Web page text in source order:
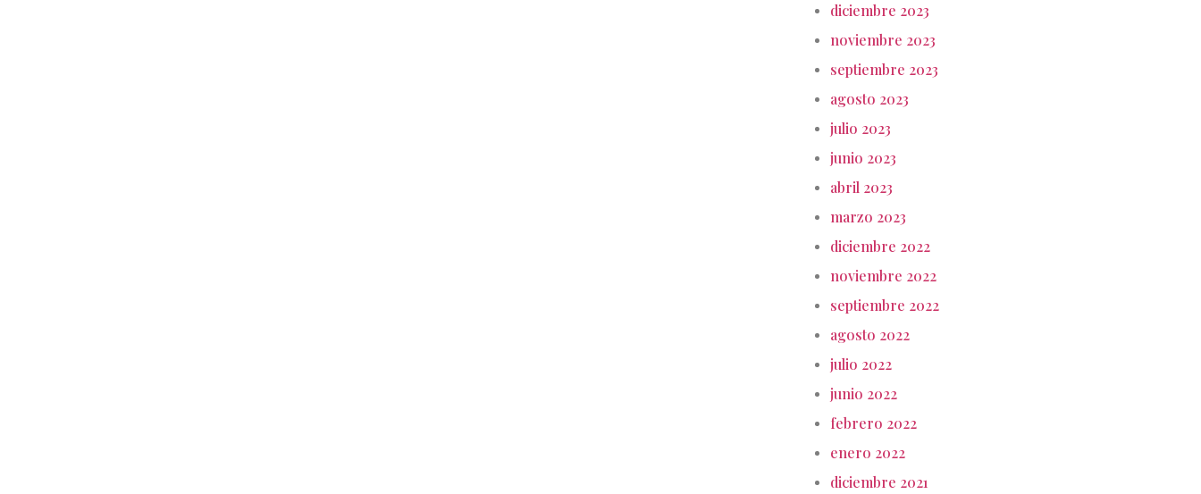
diciembre 2023
noviembre 2023
septiembre 2023
agosto 2023
julio 2023
junio 2023
abril 2023
marzo 2023
diciembre 2022
noviembre 2022
septiembre 2022
agosto 2022
julio 2022
junio 2022
febrero 2022
enero 2022
diciembre 2021